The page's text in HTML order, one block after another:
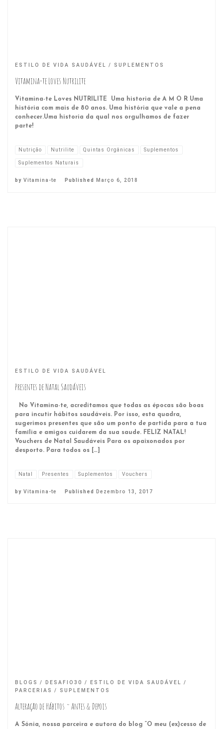
ESTILO DE VIDA SAUDÁVEL SUPLEMENTOS
Vitamina-te Loves Nutrilite
Vitamina-te Loves NUTRILITE Uma historia de A M O R Uma
história com mais de 80 anos. Uma história que vale a pena
conhecer.Uma historia da qual nos orgulhamos de fazer
parte!
Nutrição Nutrilite Quintas Orgânicas
Suplementos
Suplementos Naturais
by Vitamina-te Published Março 6, 2018
ESTILO DE VIDA SAUDÁVEL
Presentes de Natal Saudáveis
No Vitamina-te, acreditamos que todas as épocas são boas
para incutir hábitos saudáveis. Por isso, esta quadra,
sugerimos presentes que são um ponto de partida para a tua
família e amigos cuidarem da sua saude. FELIZ NATAL!
Vouchers de Natal Saudáveis Para os apaixonados por
desporto. Para todos os […]
Natal Presentes Suplementos Vouchers
by Vitamina-te Published Dezembro 13, 2017
BLOGS DESAFIO30
ESTILO DE VIDA SAUDÁVEL
PARCERIAS
SUPLEMENTOS
Alteração de Hábitos ~ Antes & Depois
A Sónia, nossa parceira e autora do blog “O meu (ex)cesso de